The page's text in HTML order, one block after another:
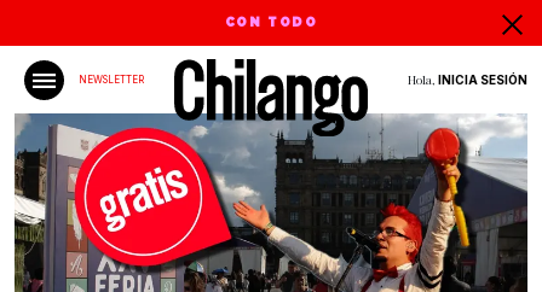
CON TODO
NEWSLETTER Hola, INICIA SESIÓN